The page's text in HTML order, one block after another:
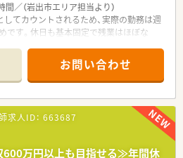
方はもちろん、男性の育休取得者もいる
い社風です。
・バランスを推進する優良企業として、厚
しマーク」(最高位である3段階目)を取
間は子どもが1歳になるまでですが、最
で延長して休業することが可能です。
子どもが中学1年生になるまで延長も可
制度や育児手当、奨学金返済サポート制
福利厚生を用意しています。
、広域エリア社員＝エリア内の転勤あ
／（岩出市エリア担当より）
てカウントされるため、実際の勤務は週
です。休日も基本固定で残業はほぼな
員での雇用が可能になります☆
＊
ついて】
ら車で5分の場所に位置しており、複数
着型のドミナント企業が運営する調剤薬
ィカルクリニックより整形外科や内科、
お問い合わせ
求人ID： 663687
600万円以上も目指せる≫年間休